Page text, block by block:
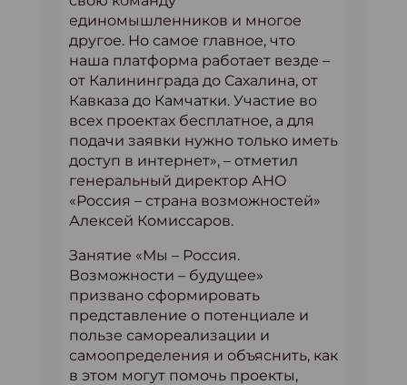
единомышленников и многое
другое. Но самое главное, что
наша платформа работает везде –
от Калининграда до Сахалина, от
Кавказа до Камчатки. Участие во
всех проектах бесплатное, а для
подачи заявки нужно только иметь
доступ в интернет», – отметил
генеральный директор АНО
«Россия – страна возможностей»
Алексей Комиссаров.
Занятие «Мы – Россия.
Возможности – будущее»
призвано сформировать
представление о потенциале и
пользе самореализации и
самоопределения и объяснить, как
в этом могут помочь проекты,